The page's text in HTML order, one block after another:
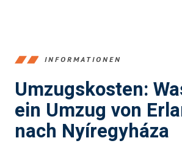
INFORMATIONEN
Umzugskosten:
ein Umzug von
nach Nyíregyháza